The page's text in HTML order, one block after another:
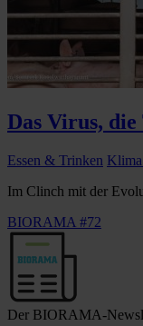
Das Virus,
Essen & Trinken
Im Clinch mit der
BIORAMA #72
Der BIORAMA-